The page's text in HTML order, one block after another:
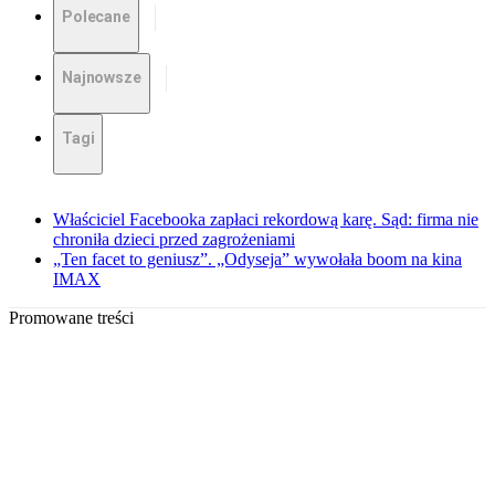
Polecane
Najnowsze
Tagi
Właściciel Facebooka zapłaci rekordową karę. Sąd: firma nie
chroniła dzieci przed zagrożeniami
„Ten facet to geniusz”. „Odyseja” wywołała boom na kina
IMAX
Promowane treści